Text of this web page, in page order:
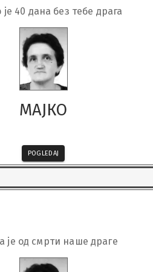
40 дана без тебе драга
МАЈКО
POGLEDAJ
је од смрти наше драге